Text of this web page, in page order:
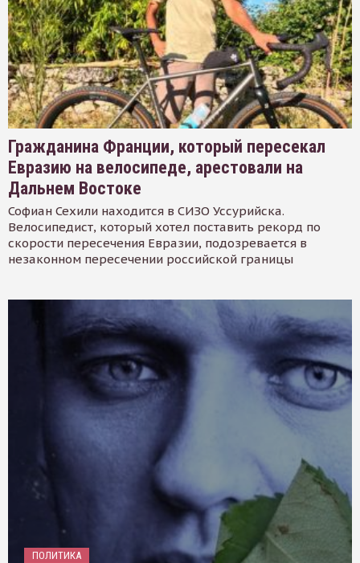
Гражданина Франции, который пересекал
Евразию на велосипеде, арестовали на
Дальнем Востоке
Софиан Сехили находится в СИЗО Уссурийска.
Велосипедист, который хотел поставить рекорд по
скорости пересечения Евразии, подозревается в
незаконном пересечении российской границы
ПОЛИТИКА